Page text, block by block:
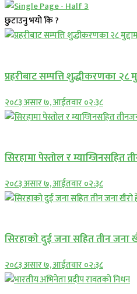
छुटाउनु भयो कि ?
प्रहरीबाट सम्पत्ति शुद्धीकरणका
२०८३ असार ७, आईतवार ०२:३८
सिरहामा पेस्तोल र म्याग्जिनसहित
२०८३ असार ७, आईतवार ०२:३८
सिरहाकाे दुई जना सहित तीन जना
२०८३ असार ७, आईतवार ०२:३८